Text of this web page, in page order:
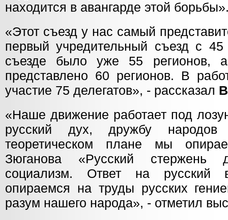
находится в авангарде этой
«Этот съезд у нас самый
первый учредительный съезд с
съезде было уже 55 регионов,
представлено 60 регионов. В
участие 75 делегатов», - рассказал
«Наше движение работает под
русский дух, дружбу
теоретическом плане мы
Зюганова «Русский стержень
социализм. Ответ на русский
опираемся на труды русских
разум нашего народа», - отметил